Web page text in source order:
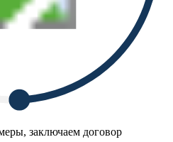
заключаем договор